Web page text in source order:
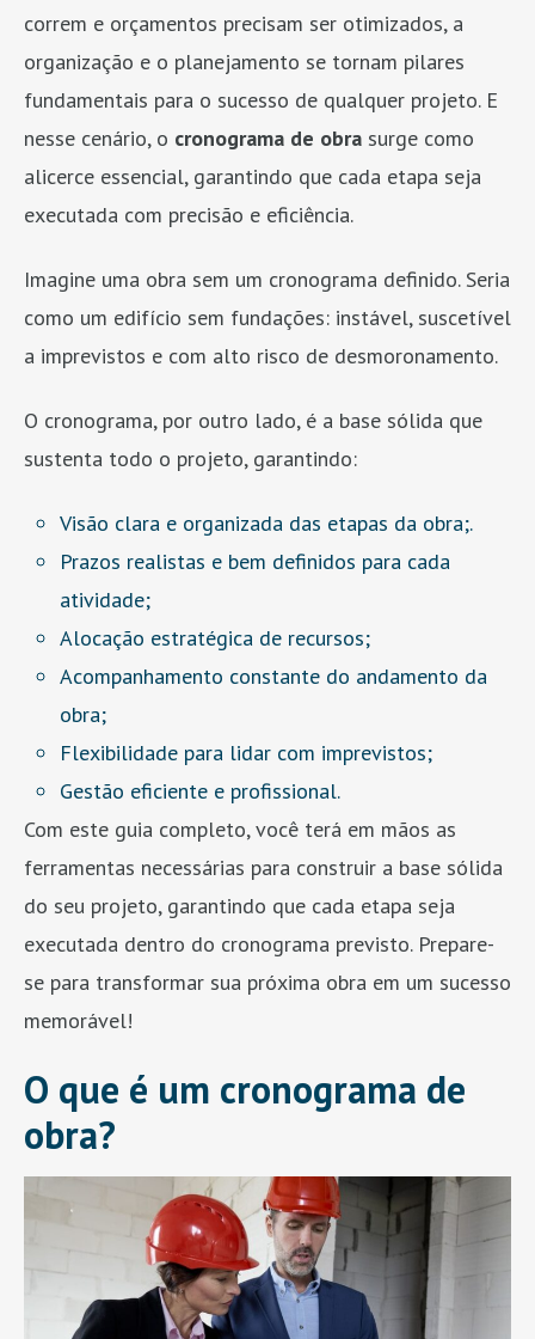
correm e orçamentos precisam ser otimizados, a
organização e o planejamento se tornam pilares
fundamentais para o sucesso de qualquer projeto. E
nesse cenário, o cronograma de obra surge como
alicerce essencial, garantindo que cada etapa seja
executada com precisão e eficiência.
Imagine uma obra sem um cronograma definido. Seria
como um edifício sem fundações: instável, suscetível
a imprevistos e com alto risco de desmoronamento.
O cronograma, por outro lado, é a base sólida que
sustenta todo o projeto, garantindo:
Visão clara e organizada das etapas da obra;.
Prazos realistas e bem definidos para cada
atividade;
Alocação estratégica de recursos;
Acompanhamento constante do andamento da
obra;
Flexibilidade para lidar com imprevistos;
Gestão eficiente e profissional.
Com este guia completo, você terá em mãos as
ferramentas necessárias para construir a base sólida
do seu projeto, garantindo que cada etapa seja
executada dentro do cronograma previsto. Prepare-
se para transformar sua próxima obra em um sucesso
memorável!
O que é um cronograma de
obra?